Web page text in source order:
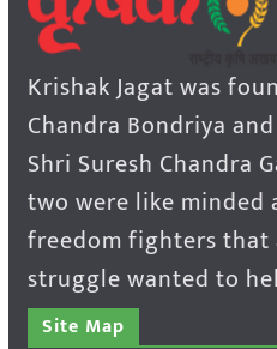
Krishak Jagat was
Chandra Bondriya
Shri Suresh Chandra
two were like
freedom fighters
struggle wanted to
Site Map